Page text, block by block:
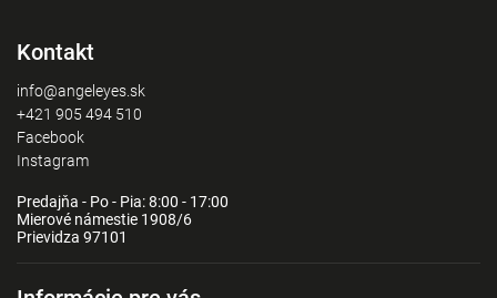
Kontakt
info@angeleyes.sk
+421 905 494 510
Facebook
Instagram
Predajňa - Po - Pia: 8:00 - 17:00
Mierové námestie 1908/6
Prievidza 97101